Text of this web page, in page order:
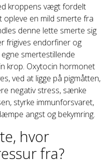
kroppens vægt fordelt
en mild smerte fra
denne lette smerte sig
frigives endorfiner og
smertestillende
krop. Oxytocin hormonet
ved at ligge på pigmåtten,
negativ stress, sænke
styrke immunforsvaret,
angst og bekymring.
hvor
fra?